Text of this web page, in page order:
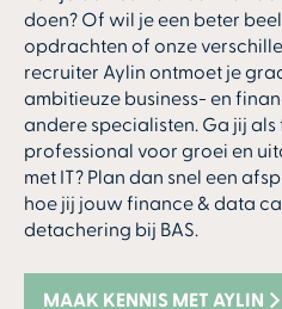
doen? Of wil je een beter
opdrachten of onze
recruiter Aylin ontmoet je
ambitieuze business- en
andere specialisten. Ga jij
professional voor groei en
met IT? Plan dan snel een
hoe jij jouw finance & data
detachering bij BAS.
MAAK KENNIS MET AYLIN